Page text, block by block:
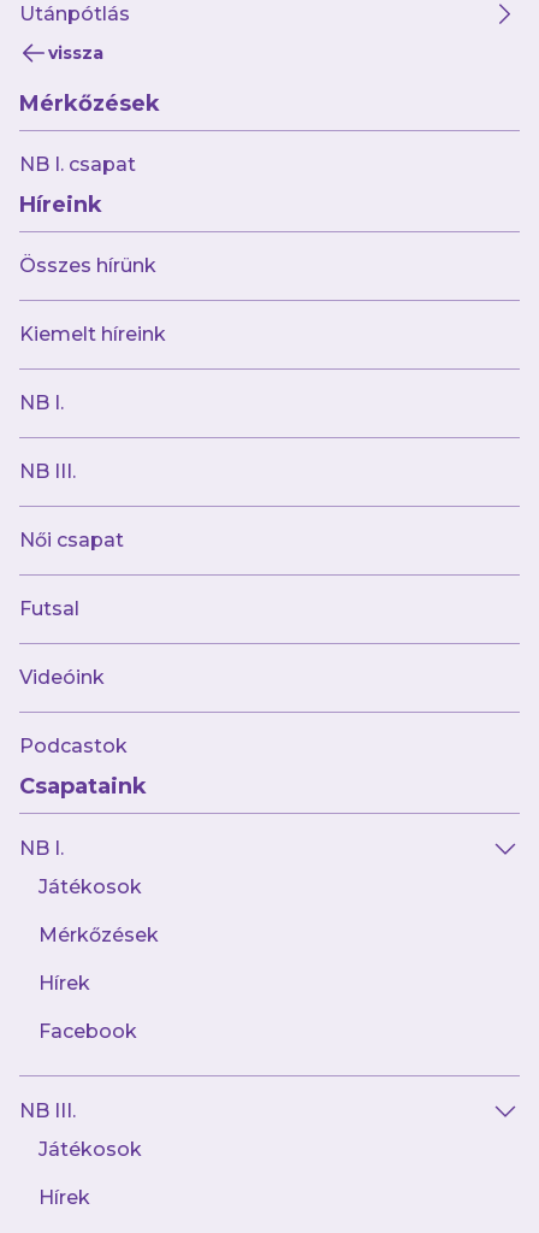
Utánpótlás
vissza
Mérkőzések
NB I. csapat
Híreink
Összes hírünk
Kiemelt híreink
NB I.
NB III.
Női csapat
Futsal
Videóink
Podcastok
Csapataink
NB I.
Játékosok
Mérkőzések
Hírek
Facebook
NB III.
Játékosok
Hírek
tizenegyespárbaj műfaja, de Szabi
tanítványai sem maradhattak ki.
Spotify: